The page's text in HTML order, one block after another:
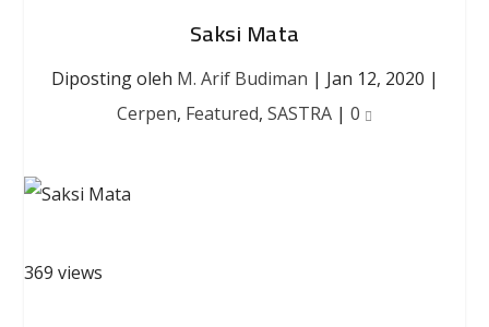
Saksi Mata
Diposting oleh M. Arif Budiman | Jan 12, 2020 |
Cerpen, Featured, SASTRA | 0
369 views